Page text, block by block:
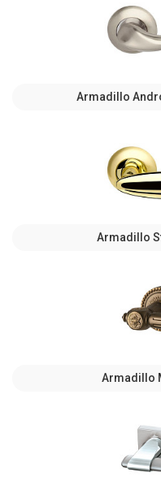
Armadillo
Armadillo
Armadillo